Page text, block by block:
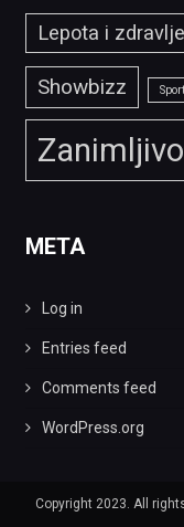
Lepota i zdravlje
Showbizz Sport
META
Log in
Entries feed
Comments feed
WordPress.org
Copyright 2023. All